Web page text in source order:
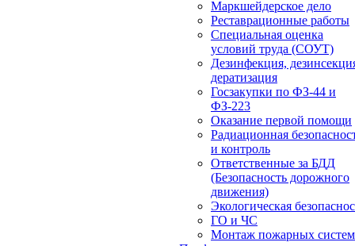
Маркшейдерское дело
Реставрационные работы
Специальная оценка
условий труда (СОУТ)
Дезинфекция,
дератизация
Госзакупки по ФЗ-44 и
ФЗ-223
Оказание первой помощи
Радиационная
и контроль
Ответственные за БДД
(Безопасность дорожного
движения)
Экологическая
ГО и ЧС
Монтаж пожарных систем